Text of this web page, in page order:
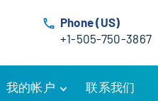
Phone (US)
+1-505-750-3867
我的帐户 联系我们